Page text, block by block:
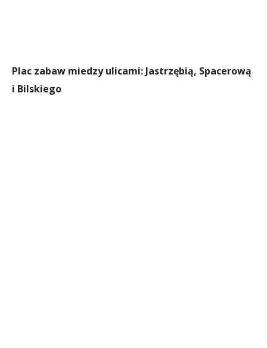
Plac zabaw miedzy ulicami: Jastrzębią, Spacerową
i Bilskiego